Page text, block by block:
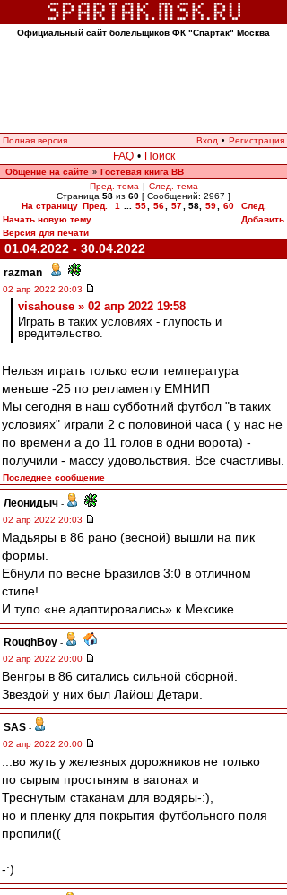
Официальный сайт болельщиков ФК "Спартак" Москва
Полная версия Вход • Регистрация
FAQ • Поиск
Общение на сайте » Гостевая книга ВВ
Пред. тема | След. тема
Страница 58 из 60 [ Сообщений: 2967 ]
На страницу Пред. 1 55 56 57 58, 59 60
След.
Начать новую тему
Добавить
Версия для печати
01.04.2022 - 30.04.2022
razman -
02 апр 2022 20:03
visahouse » 02 апр 2022 19:58
Играть в таких условиях - глупость и
вредительство.
Нельзя играть только если температура
меньше -25 по регламенту ЕМНИП
Мы сегодня в наш субботний футбол "в таких
условиях" играли 2 с половиной часа ( у нас не
по времени а до 11 голов в одни ворота) -
получили - массу удовольствия. Все счастливы.
Последнее сообщение
Леонидыч -
02 апр 2022 20:03
Мадьяры в 86 рано (весной) вышли на пик
формы.
Ебнули по весне Бразилов 3:0 в отличном
стиле!
И тупо «не адаптировались» к Мексике.
RoughBoy -
02 апр 2022 20:00
Венгры в 86 ситались сильной сборной.
Звездой у них был Лайош Детари.
SAS -
02 апр 2022 20:00
...во жуть у железных дорожников не только
по сырым простыням в вагонах и
Треснутым стаканам для водяры-:),
но и пленку для покрытия футбольного поля
пропили((
-:)